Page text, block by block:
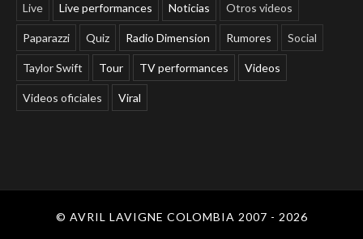
Live Live performances Noticias Otros videos
Paparazzi Quiz Radio Dimension Rumores Social
Taylor Swift Tour TV performances Videos
Videos oficiales Viral
© AVRIL LAVIGNE COLOMBIA 2007 - 2026